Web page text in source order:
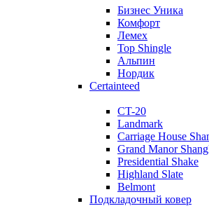
Бизнес Уника
Комфорт
Лемех
Top Shingle
Альпин
Нордик
Certainteed
CT-20
Landmark
Carriage House
Grand Manor
Presidential Shake
Highland Slate
Belmont
Подкладочный ковер